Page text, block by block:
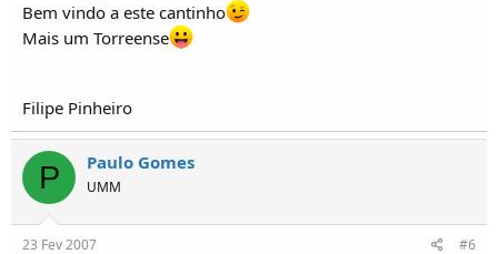
Bem vindo a este cantinho
Mais um Torreense
Filipe Pinheiro
P Paulo Gomes
UMM
23 Fev 2007 #6